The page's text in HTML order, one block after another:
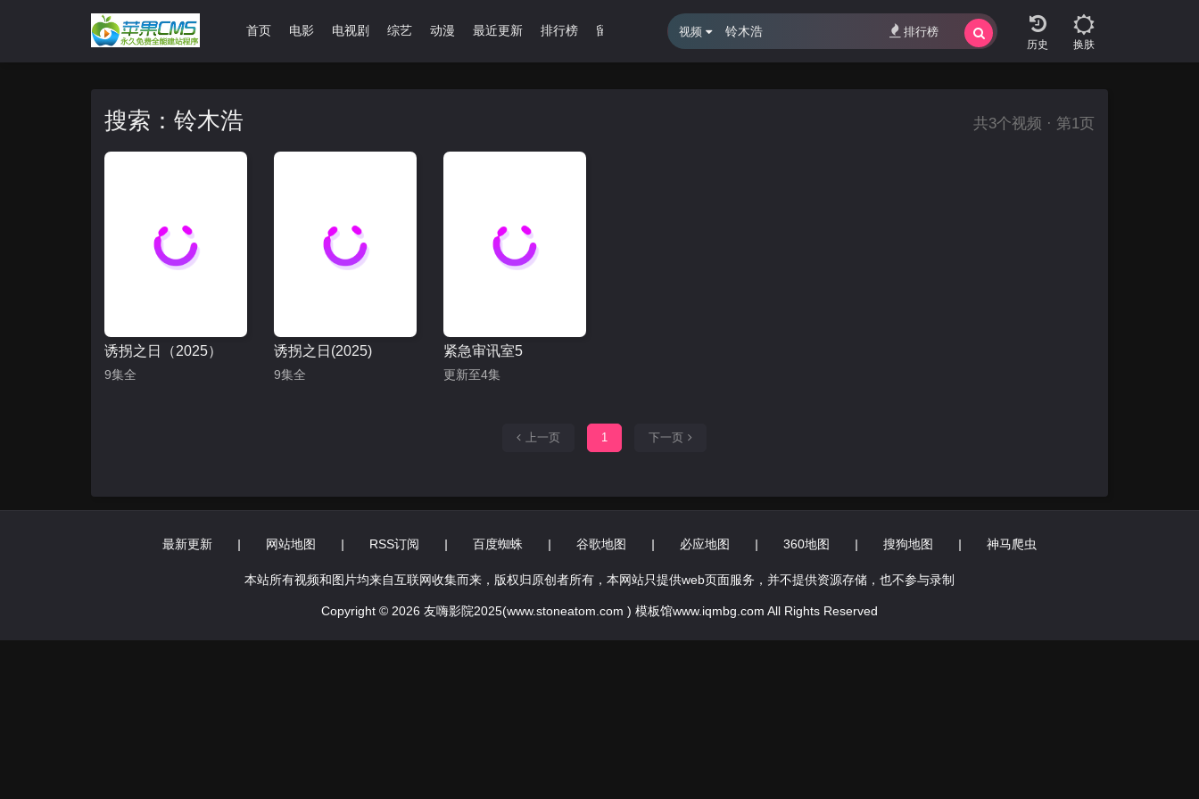
首页 电影 电视剧 综艺 动漫 最近更新 排行榜 留言报错
换肤
视频 排行榜
搜索：铃木浩 共3个视频 · 第1页
诱拐之日（2025）
9集全
诱拐之日(2025)
9集全
紧急审讯室5
更新至4集
上一页 1 下一页
最新更新 | 网站地图 | RSS订阅 | 百度蜘蛛 | 谷歌地图 | 必应地图 | 360地图 | 搜狗地图 | 神马爬虫
本站所有视频和图片均来自互联网收集而来，版权归原创者所有，本网站只提供web页面服务，并不提供资源存储，也不参与录制
Copyright © 2026 友嗨影院2025(www.stoneatom.com ) 模板馆www.iqmbg.com All Rights Reserved